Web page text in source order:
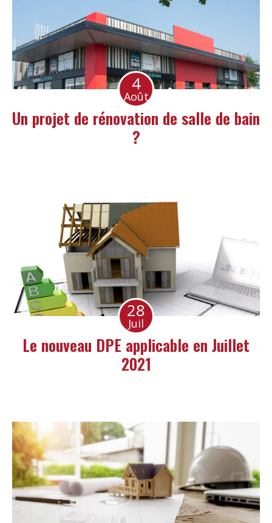
4
Août
Un projet de rénovation de salle de bain
?
28
Juil
Le nouveau DPE applicable en Juillet
2021